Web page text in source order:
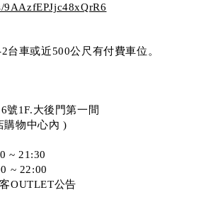
9AAzfEPJjc48xQrR6
台車或近500公尺有付費車位。
號1F.大後門第一間
購物中心內 )
~ 21:30
~ 22:00
OUTLET公告